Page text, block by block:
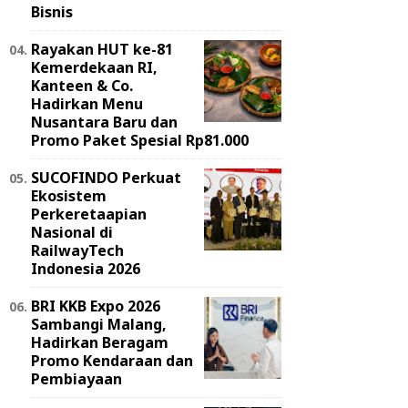
Bisnis
Rayakan HUT ke-81
Kemerdekaan RI,
Kanteen & Co.
Hadirkan Menu
Nusantara Baru dan
Promo Paket Spesial Rp81.000
SUCOFINDO Perkuat
Ekosistem
Perkeretaapian
Nasional di
RailwayTech
Indonesia 2026
BRI KKB Expo 2026
Sambangi Malang,
Hadirkan Beragam
Promo Kendaraan dan
Pembiayaan